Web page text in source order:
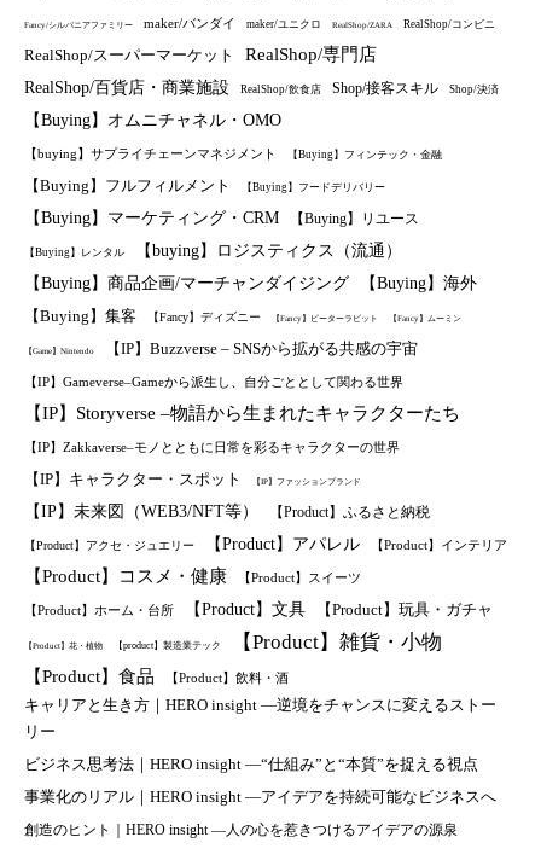
Fancy/シルバニアファミリー maker/バンダイ maker/ユニクロ RealShop/ZARA RealShop/コンビニ
RealShop/スーパーマーケット RealShop/専門店
RealShop/百貨店・商業施設 RealShop/飲食店 Shop/接客スキル Shop/決済
【Buying】オムニチャネル・OMO
【buying】サプライチェーンマネジメント 【Buying】フィンテック・金融
【Buying】フルフィルメント 【Buying】フードデリバリー
【Buying】マーケティング・CRM 【Buying】リユース
【Buying】レンタル
【buying】ロジスティクス（流通）
【Buying】商品企画/マーチャンダイジング
【Buying】海外
【Buying】集客
【Fancy】ディズニー 【Fancy】ピーターラビット 【Fancy】ムーミン
【Game】Nintendo 【IP】Buzzverse – SNSから拡がる共感の宇宙
【IP】Gameverse–Gameから派生し、自分ごととして関わる世界
【IP】Storyverse –物語から生まれたキャラクターたち
【IP】Zakkaverse–モノとともに日常を彩るキャラクターの世界
【IP】キャラクター・スポット 【IP】ファッションブランド
【IP】未来図（WEB3/NFT等） 【Product】ふるさと納税
【Product】アクセ・ジュエリー 【Product】アパレル 【Product】インテリア
【Product】コスメ・健康 【Product】スイーツ
【Product】ホーム・台所 【Product】文具 【Product】玩具・ガチャ
【Product】花・植物 【product】製造業テック 【Product】雑貨・小物
【Product】食品 【Product】飲料・酒
キャリアと生き方｜HERO insight —逆境をチャンスに変えるストー
リー
ビジネス思考法｜HERO insight —“仕組み”と“本質”を捉える視点
事業化のリアル｜HERO insight —アイデアを持続可能なビジネスへ
創造のヒント｜HERO insight —人の心を惹きつけるアイデアの源泉